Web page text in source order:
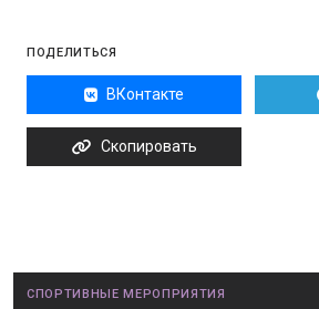
ПОДЕЛИТЬСЯ
ВКонтакте
Скопировать
СПОРТИВНЫЕ МЕРОПРИЯТИЯ